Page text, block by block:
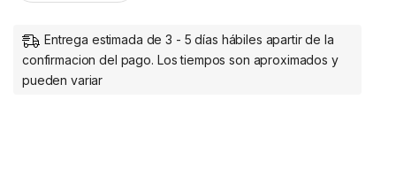
Entrega estimada de 3 - 5 días hábiles apartir de la
confirmacion del pago. Los tiempos son aproximados y
pueden variar